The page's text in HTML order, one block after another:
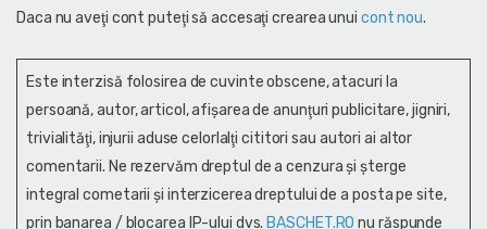
Daca nu aveţi cont puteţi să accesaţi crearea unui cont nou.
Este interzisă folosirea de cuvinte obscene, atacuri la
persoană, autor, articol, afişarea de anunţuri publicitare, jigniri,
trivialităţi, injurii aduse celorlalţi cititori sau autori ai altor
comentarii. Ne rezervăm dreptul de a cenzura și şterge
integral cometarii și interzicerea dreptului de a posta pe site,
prin banarea / blocarea IP-ului dvs. BASCHET.RO nu răspunde